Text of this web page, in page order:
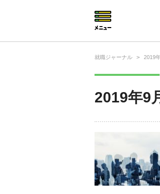
就職ジャーナル > 2019
2019年9
仕事の選び方・ヒン